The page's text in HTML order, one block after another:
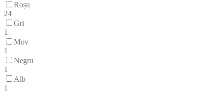
Roșu
24
Gri
1
Mov
1
Negru
1
Alb
1